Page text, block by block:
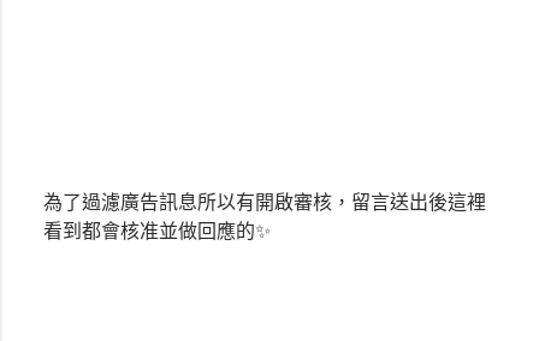
張
為了過濾廣告訊息所以有開啟審核，留言送出後這裡
看到都會核准並做回應的✨